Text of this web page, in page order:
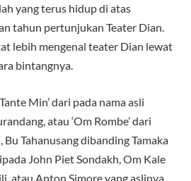
yang terus hidup di atas
tahun pertunjukan Teater Dian.
lebih mengenal teater Dian lewat
bintangnya.
Min’ dari pada nama asli
atau ‘Om Rombe’ dari
Bu Tahanusang dibanding Tamaka
John Piet Sondakh, Om Kale
atau Anton Simore yang aslinya